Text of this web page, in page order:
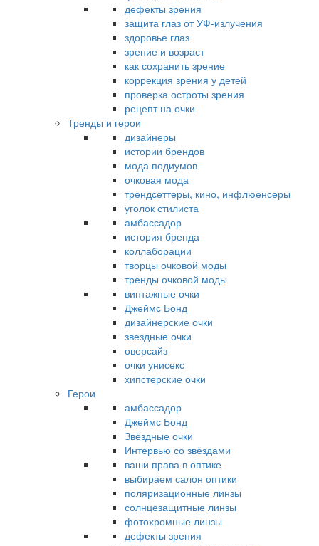
дефекты зрения
защита глаз от УФ-излучения
здоровье глаз
зрение и возраст
как сохранить зрение
коррекция зрения у детей
проверка остроты зрения
рецепт на очки
Тренды и герои
дизайнеры
истории брендов
мода подиумов
очковая мода
трендсеттеры, кино, инфлюенсеры
уголок стилиста
амбассадор
история бренда
коллаборации
творцы очковой моды
тренды очковой моды
винтажные очки
Джеймс Бонд
дизайнерские очки
звездные очки
оверсайз
очки унисекс
хипстерские очки
Герои
амбассадор
Джеймс Бонд
Звёздные очки
Интервью со звёздами
ваши права в оптике
выбираем салон оптики
поляризационные линзы
солнцезащитные линзы
фотохромные линзы
дефекты зрения